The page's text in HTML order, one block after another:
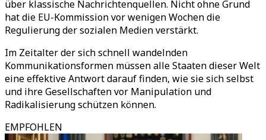
über klassische Nachrichtenquellen. Nicht ohne Grund
hat die EU-Kommission vor wenigen Wochen die
Regulierung der sozialen Medien verstärkt.
Im Zeitalter der sich schnell wandelnden
Kommunikationsformen müssen alle Staaten dieser Welt
eine effektive Antwort darauf finden, wie sie sich selbst
und ihre Gesellschaften vor Manipulation und
Radikalisierung schützen können.
EMPFOHLEN